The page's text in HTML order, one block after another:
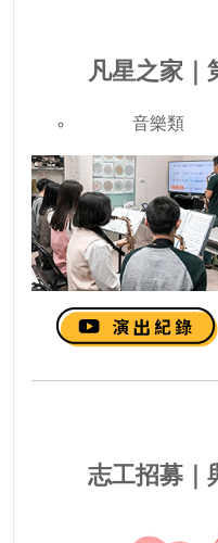
凡星之家｜
音樂類
志工招募｜